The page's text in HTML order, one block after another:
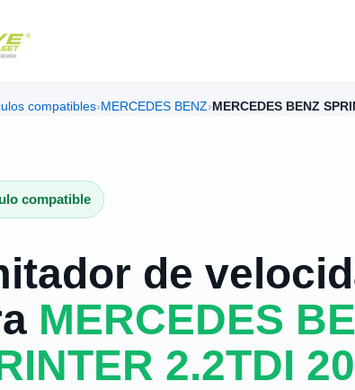
compatibles› MERCEDES BENZ› MERCEDES BENZ
compatible
de
MERCEDES
2.2TDI